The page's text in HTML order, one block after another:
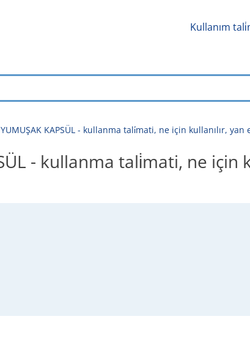
Kullanım
YUMUŞAK KAPSÜL - kullanma tali̇mati, ne için kullanılır,
- kullanma tali̇mati, ne için